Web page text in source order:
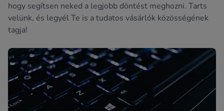
hogy segítsen neked a legjobb döntést meghozni. Tarts
velünk, és legyél Te is a tudatos vásárlók közösségének
tagja!